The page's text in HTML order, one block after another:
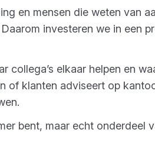
en mensen die weten van
investeren we in een
collega’s elkaar helpen en
of klanten adviseert op
bent, maar echt onderdeel